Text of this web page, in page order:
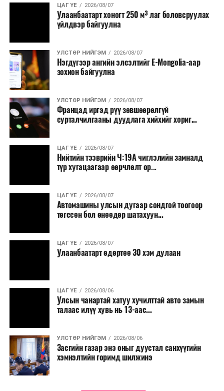
тавилга, автомашин худалдан авах;
Батлан хамгаалах, хууль зүйн салбараас бусад
Хуулиар заавал мэдээлэхээс бусад кино,
контент, хэвлэлийн зардал;
Заавал олгохоос бусад тэтгэмж, урамшуулал.
Санхүүгийн хэмнэлтийн горимыг 2026 оны
арванхоёрдугаар сарын 31 хүртэл мөрдөнө. Харин
эрүүл мэндийн салбар уг хэмнэлтийн горимд
хамрагдахгүй бөгөөд цэцэрлэг, сургуулийн хүүхдийн
эрт илрүүлэг, вакцинжуулалт, томуу, томуу төст
өвчний эсрэг арга хэмжээ зэрэг зайлшгүй
үргэлжилнэ гэж Ерөнхий сайд Н.Учрал онцоллоо.
Мөн бүх шатны төсвийн ерөнхийлөн захирагч нарт
салбар бүрдээ урсгал зардлыг 20 хувиар бууруулах,
нөхөн томилгоо хийхгүй байх, аялал, амралт, зугаалга,
хамт олны урлаг, спортын арга хэмжээг зохион
байгуулахгүй байх, төрийн албанд шинэ орон тоо бий
сургалтыг цахим хэлбэрт шилжүүлэх, төрийн албан
хаагчдыг зарим өдрүүдэд цахимаар ажиллуулах арга
хэмжээг үргэлжлүүлэхийг үүрэг болголоо.
Төсвийн сахилга бат сайжирч, эдийн засгийн нөхцөл
байдал хэвийн болсон тохиолдолд эдгээр
хязгаарлалтыг үе шаттайгаар сулруулах юм.
ЦАГ ҮЕ 2026/08/07
Улаанбаатарт хоногт 250 м³ лаг боловсруулах
үйлдвэр байгуулна
УЛСТӨР НИЙГЭМ 2026/08/07
Нэгдүгээр ангийн элсэлтийг E-Mongolia-аар
зохион байгуулна
УЛСТӨР НИЙГЭМ 2026/08/07
Францад иргэд рүү зөвшөөрөлгүй
сурталчилгааны дуудлага хийхийг хориг...
ЦАГ ҮЕ 2026/08/07
Нийтийн тээврийн Ч:19А чиглэлийн замналд
түр хугацаагаар өөрчлөлт ор...
ЦАГ ҮЕ 2026/08/07
Автомашины улсын дугаар сондгой тоогоор
төгссөн бол өнөөдөр шатахуун...
ЦАГ ҮЕ 2026/08/07
Улаанбаатарт өдөртөө 30 хэм дулаан
ЦАГ ҮЕ 2026/08/06
Улсын чанартай хатуу хучилттай авто замын
талаас илүү хувь нь 13-аас...
УЛСТӨР НИЙГЭМ 2026/08/06
Засгийн газар энэ оныг дуустал санхүүгийн
хэмнэлтийн горимд шилжинэ